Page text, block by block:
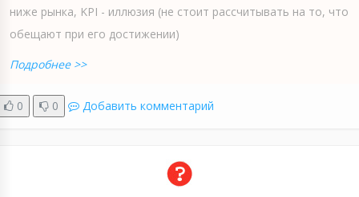
ниже рынка, KPI - иллюзия (не стоит рассчитывать на то, что
обещают при его достижении)
Подробнее >>
0 0 Добавить комментарий